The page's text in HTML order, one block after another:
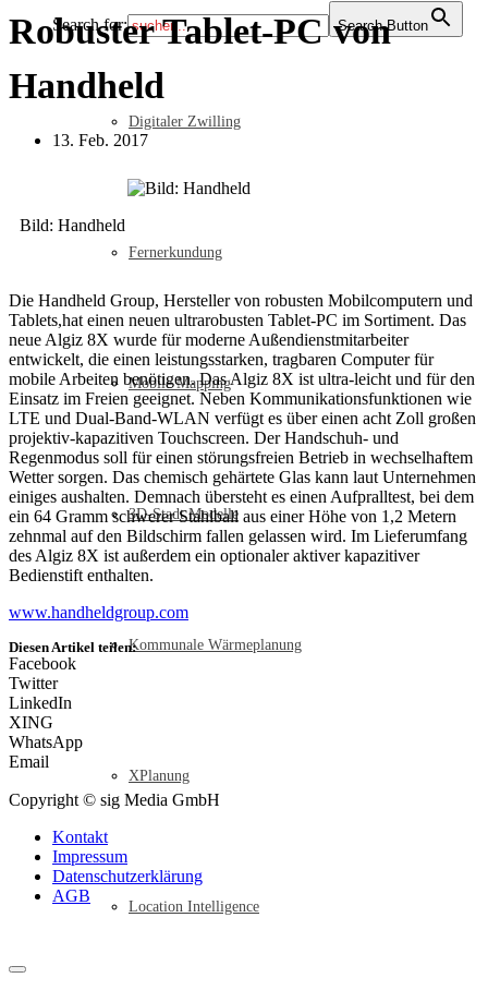
Digitaler Zwilling
Fernerkundung
Mobile Mapping
3D-Stadt Modelle
Kommunale Wärmeplanung
XPlanung
Location Intelligence
Search for: Search Button
Robuster Tablet-PC von
Handheld
13. Feb. 2017
Bild: Handheld
Die Handheld Group, Hersteller von robusten Mobilcomputern und
Tablets,hat einen neuen ultrarobusten Tablet-PC im Sortiment. Das
neue Algiz 8X wurde für moderne Außendienstmitarbeiter
entwickelt, die einen leistungsstarken, tragbaren Computer für
mobile Arbeiten benötigen. Das Algiz 8X ist ultra-leicht und für den
Einsatz im Freien geeignet. Neben Kommunikationsfunktionen wie
LTE und Dual-Band-WLAN verfügt es über einen acht Zoll großen
projektiv-kapazitiven Touchscreen. Der Handschuh- und
Regenmodus soll für einen störungsfreien Betrieb in wechselhaftem
Wetter sorgen. Das chemisch gehärtete Glas kann laut Unternehmen
einiges aushalten. Demnach übersteht es einen Aufpralltest, bei dem
ein 64 Gramm schwerer Stahlball aus einer Höhe von 1,2 Metern
zehnmal auf den Bildschirm fallen gelassen wird. Im Lieferumfang
des Algiz 8X ist außerdem ein optionaler aktiver kapazitiver
Bedienstift enthalten.
www.handheldgroup.com
Diesen Artikel teilen:
Facebook
Twitter
LinkedIn
XING
WhatsApp
Email
Copyright © sig Media GmbH
Kontakt
Impressum
Datenschutzerklärung
AGB